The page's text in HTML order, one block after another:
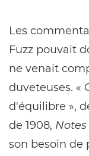
Les
Fuzz pouvait
ne venait
duveteuses. «
d'équilibre »,
de 1908,
son besoin de